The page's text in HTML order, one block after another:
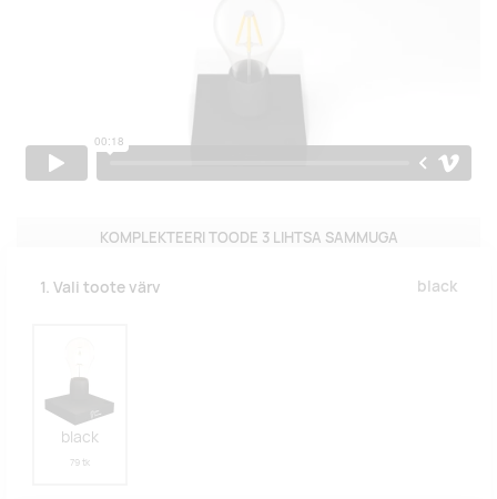
KOMPLEKTEERI TOODE 3 LIHTSA SAMMUGA
1. Vali toote värv black
black
79 tk